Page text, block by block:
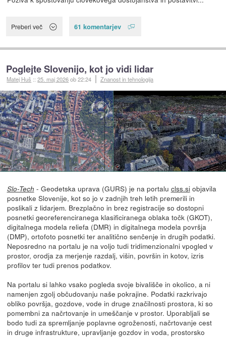
Preberi več 61 komentarjev
Poglejte Slovenijo, kot jo vidi lidar
Matej Huš ::25. maj 2026ob 22:24 Znanost in tehnologija
Slo-Tech - Geodetska uprava (GURS) je na portalu clss.siobjavila
posnetke Slovenije, kot so jo v zadnjih treh letih premerili in
poslikali z lidarjem. Brezplačno in brez registracije so dostopni
posnetki georeferenciranega klasificiranega oblaka točk (GKOT),
digitalnega modela reliefa (DMR) in digitalnega modela površja
(DMP), ortofoto posnetki ter analitično senčenje in drugih podatki.
Neposredno na portalu je na voljo tudi tridimenzionalni vpogled v
prostor, orodja za merjenje razdalj, višin, površin in kotov, izris
profilov ter tudi prenos podatkov.
Na portalu si lahko vsako pogleda svoje bivališče in okolico, a ni
namenjen zgolj občudovanju naše pokrajine. Podatki razkrivajo
obliko površja, gozdove, vode in druge značilnosti prostora, ki so
pomembni za načrtovanje in umeščanje v prostor. Uporabljali se
bodo tudi za spremljanje poplavne ogroženosti, načrtovanje cest
in druge infrastrukture, upravljanje gozdov in voda, prostorsko